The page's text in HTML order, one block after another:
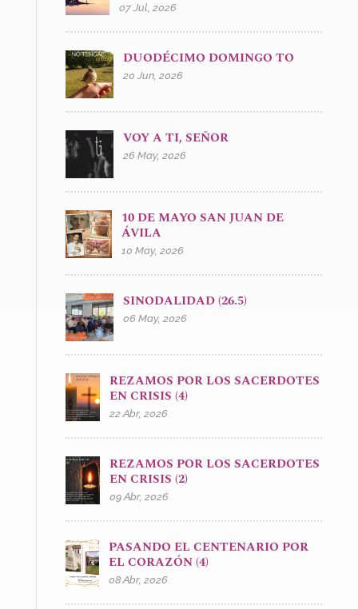
07 Jul, 2026
DUODÉCIMO DOMINGO TO
20 Jun, 2026
VOY A TI, SEÑOR
26 May, 2026
10 DE MAYO SAN JUAN DE
ÁVILA
10 May, 2026
SINODALIDAD (26.5)
06 May, 2026
REZAMOS POR LOS SACERDOTES
EN CRISIS (4)
22 Abr, 2026
REZAMOS POR LOS SACERDOTES
EN CRISIS (2)
09 Abr, 2026
PASANDO EL CENTENARIO POR
EL CORAZÓN (4)
08 Abr, 2026